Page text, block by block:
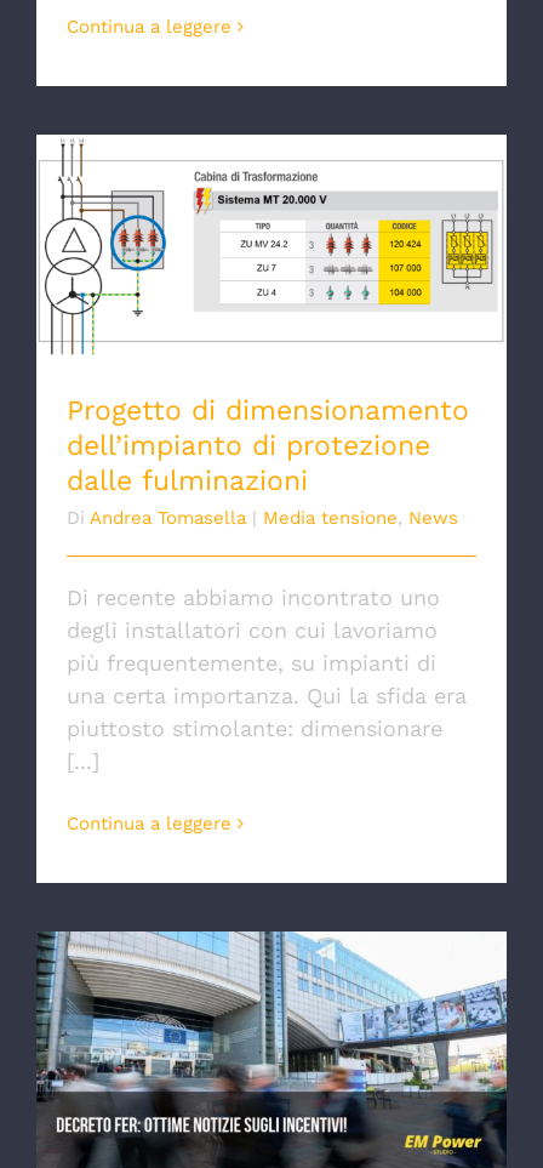
Continua a leggere
Progetto di dimensionamento
dell’impianto di protezione dalle
fulminazioni
Progetto di dimensionamento
dell’impianto di protezione
dalle fulminazioni
Di Andrea Tomasella | Media tensione, News
Di recente abbiamo incontrato uno
degli installatori con cui lavoriamo
più frequentemente, su impianti di
una certa importanza. Qui la sfida era
piuttosto stimolante: dimensionare
[...]
Continua a leggere
Decreto FER: ottime notizie sugli
incentivi!